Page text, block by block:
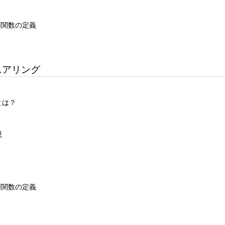
数の定義
アリング
？
数の定義